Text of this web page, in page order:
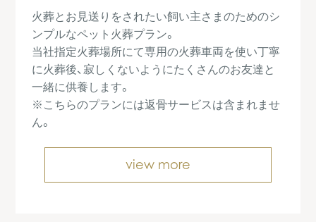
火葬とお見送りをされたい飼い主さまのためのシ
ンプルなペット火葬プラン。
当社指定火葬場所にて専用の火葬車両を使い丁寧
に火葬後、寂しくないようにたくさんのお友達と
一緒に供養します。
※こちらのプランには返骨サービスは含まれませ
ん。
view more